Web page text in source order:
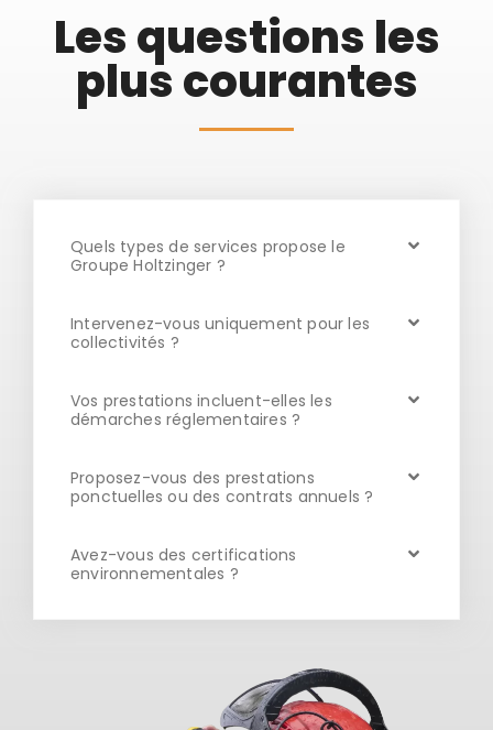
Les questions les
plus courantes
Quels types de services propose le
Groupe Holtzinger ?
Intervenez-vous uniquement pour les
collectivités ?
Vos prestations incluent-elles les
démarches réglementaires ?
Proposez-vous des prestations
ponctuelles ou des contrats annuels ?
Avez-vous des certifications
environnementales ?